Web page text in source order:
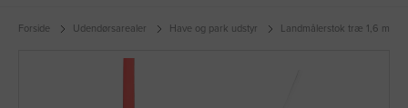
Forside Udendørsarealer Have og park udstyr Landmålerstok træ 1,6 m